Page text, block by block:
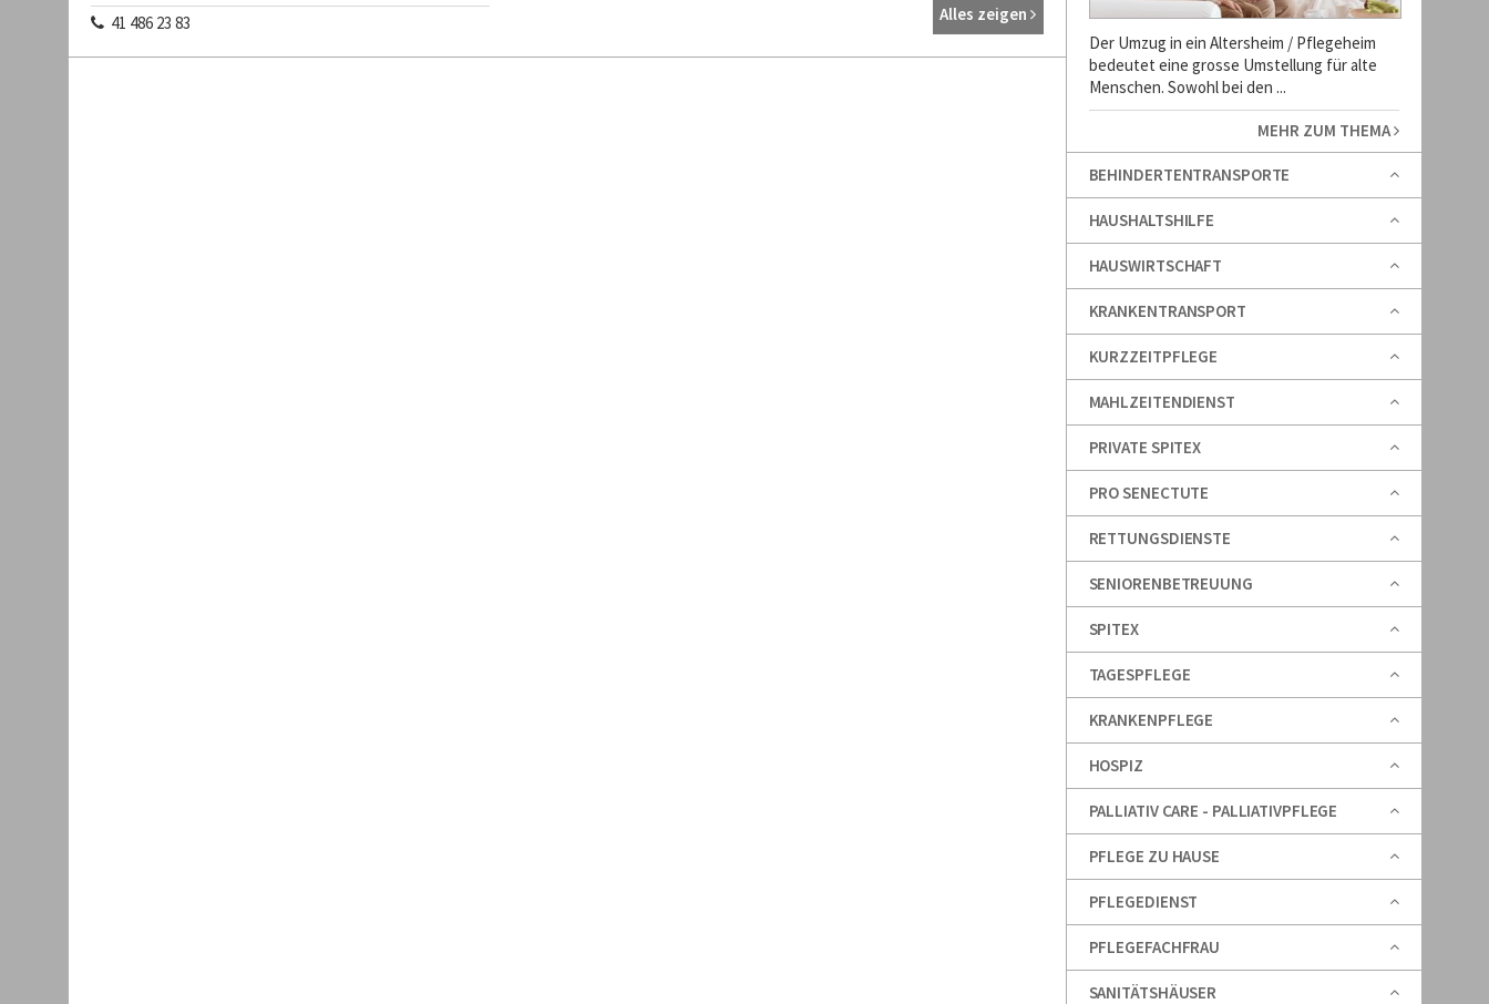
41 486 23 83
Alles zeigen
Der Umzug in ein Altersheim / Pflegeheim
bedeutet eine grosse Umstellung für alte
Menschen. Sowohl bei den ...
MEHR ZUM THEMA
BEHINDERTENTRANSPORTE
HAUSHALTSHILFE
HAUSWIRTSCHAFT
KRANKENTRANSPORT
KURZZEITPFLEGE
MAHLZEITENDIENST
PRIVATE SPITEX
PRO SENECTUTE
RETTUNGSDIENSTE
SENIORENBETREUUNG
SPITEX
TAGESPFLEGE
KRANKENPFLEGE
HOSPIZ
PALLIATIV CARE - PALLIATIVPFLEGE
PFLEGE ZU HAUSE
PFLEGEDIENST
PFLEGEFACHFRAU
SANITÄTSHÄUSER